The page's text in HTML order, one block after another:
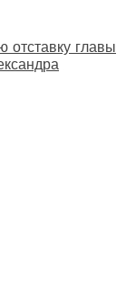
отставку главы